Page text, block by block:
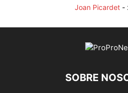
Joan Picardet -
SOBRE